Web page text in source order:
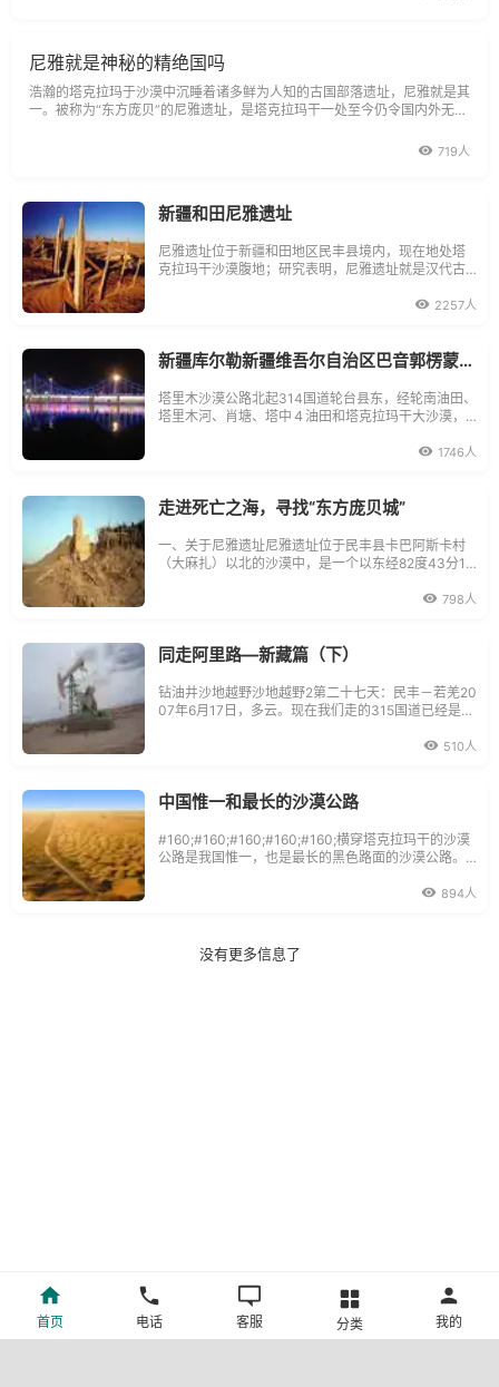
尼雅就是神秘的精绝国吗
浩瀚的塔克拉玛于沙漠中沉睡着诸多鲜为人知的古国部落遗址，尼雅就是其
一。被称为“东方庞贝”的尼雅遗址，是塔克拉玛干一处至今仍令国内外无数
719人
新疆和田尼雅遗址
尼雅遗址位于新疆和田地区民丰县境内，现在地处塔
克拉玛干沙漠腹地；研究表明，尼雅遗址就是汉代古
贵文物众多，所代表文化内涵博大精深，可作为古丝
2257人
新疆库尔勒新疆维吾尔自治区巴音郭楞蒙古自治州
塔里木沙漠公路北起314国道轮台县东，经轮南油田、
塔里木河、肖塘、塔中４油田和塔克拉玛干大沙漠，
地，全长522公里，其中穿越流动沙漠段长446公里。
1746人
走进死亡之海，寻找“东方庞贝城”
一、关于尼雅遗址尼雅遗址位于民丰县卡巴阿斯卡村
（大麻扎）以北的沙漠中，是一个以东经82度43分14
公里宽，南北向25公里长，散布在尼雅河古河床沿798人
同走阿里路—新藏篇（下）
钻油井沙地越野沙地越野2第二十七天：民丰－若羌20
07年6月17日，多云。现在我们走的315国道已经是沙
510人
中国惟一和最长的沙漠公路
#160;#160;#160;#160;#160;横穿塔克拉玛干的沙漠
公路是我国惟一，也是最长的黑色路面的沙漠公路。#
894人
没有更多信息了
首页 电话 客服 分类 我的